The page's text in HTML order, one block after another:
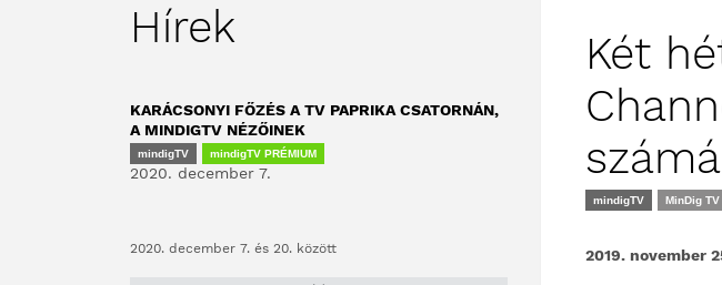
Hírek
KARÁCSONYI FŐZÉS A TV PAPRIKA CSATORNÁN,
A MINDIGTV NÉZŐINEK
mindigTV mindigTV PRÉMIUM
2020. december 7.
2020. december 7. és 20. között
Két
mindigTV MinDig
2019. november